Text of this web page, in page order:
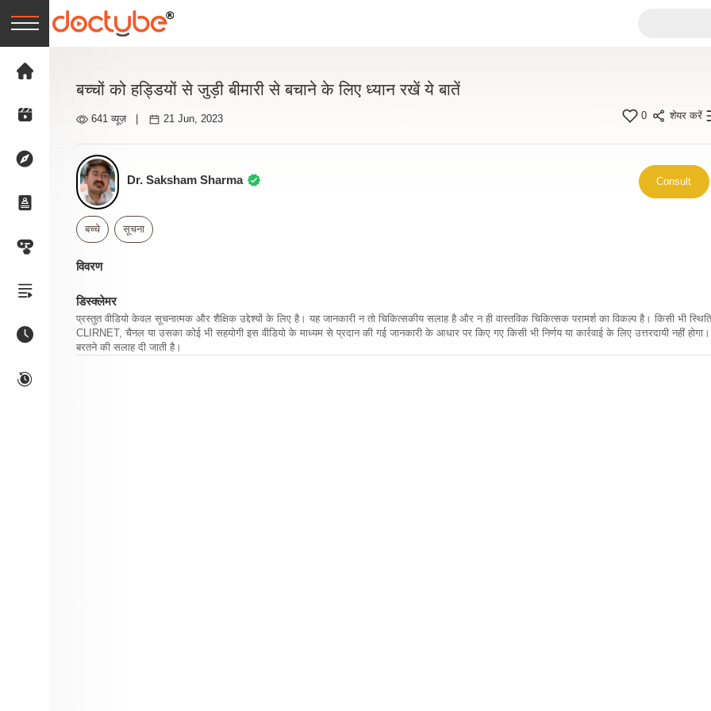
बच्चों को हड्डियों से जुड़ी बीमारी से बचाने के लिए ध्यान रखें ये बातें
641 व्यूज़ 21 Jun, 2023 0 शेयर करें
Dr. Saksham Sharma Consult
बच्चे सूचना
विवरण
डिस्क्लेमर
प्रस्तुत वीडियो केवल सूचनात्मक और शैक्षिक उद्देश्यों के लिए है। यह जानकारी न तो चिकित्सकीय सलाह है और न ही वास्तविक चिकित्सक परामर्श का विकल्प है। किसी भी
CLIRNET, चैनल या उसका कोई भी सहयोगी इस वीडियो के माध्यम से प्रदान की गई जानकारी के आधार पर किए गए किसी भी निर्णय या कार्रवाई के लिए उत्तरदायी नहीं होगा।
बरतने की सलाह दी जाती है।